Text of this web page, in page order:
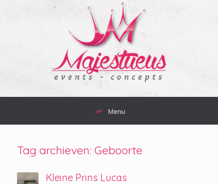
Menu
Tag archieven: Geboorte
Kleine Prins Lucas